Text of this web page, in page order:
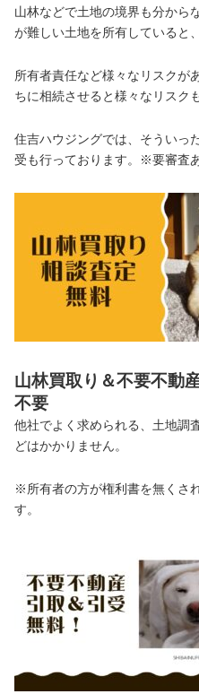
山林などで土地の境界も分から
が難しい土地を所有していると
所有者責任など様々なリスクが
ちに相続させると様々なリスク
住吉ハウジングでは、そういっ
受も行っております。※要審査
山林買取り＆不要不動
不要
他社でよく求められる、土地調
どはかかりません。
※所有者の方が権利書を無くさ
す。